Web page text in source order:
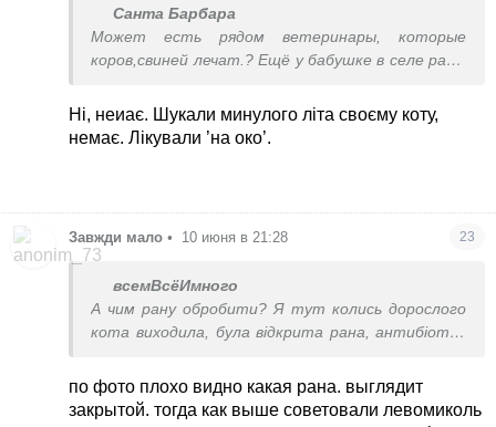
Санта Барбара
Может есть рядом ветеринары, которые
коров,свиней лечат.? Ещё у бабушке в селе раз в
приезжали, стерилизовали, таблетки
продавали, консультировали. Может и у вас
Ні, неиає. Шукали минулого літа своєму коту,
немає. Лікували ’на око’.
Завжди мало • 10 июня в 21:28 23
всемВсёИмного
А чим рану обробити? Я тут колись дорослого
кота виходила, була відкрита рана, антибіотик
боляче. Малому таке можна?
по фото плохо видно какая рана. выглядит
закрытой. тогда как выше советовали левомиколь